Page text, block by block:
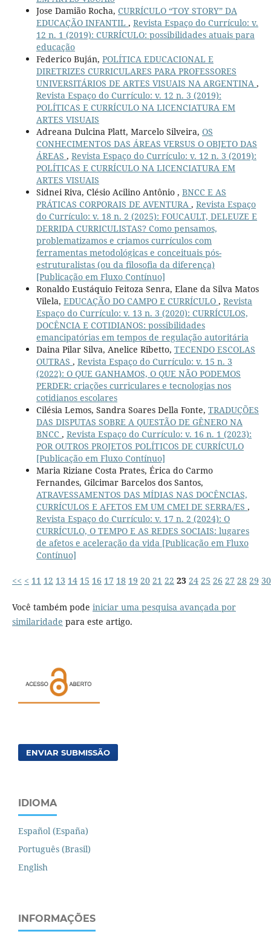
Jose Damião Rocha, CURRÍCULO “TOY STORY” DA
EDUCAÇÃO INFANTIL , Revista Espaço do Currículo: v.
12 n. 1 (2019): CURRÍCULO: possibilidades atuais para
educação
Federico Buján, POLÍTICA EDUCACIONAL E
DIRETRIZES CURRICULARES PARA PROFESSORES
UNIVERSITÁRIOS DE ARTES VISUAIS NA ARGENTINA ,
Revista Espaço do Currículo: v. 12 n. 3 (2019):
POLÍTICAS E CURRÍCULO NA LICENCIATURA EM
ARTES VISUAIS
Adreana Dulcina Platt, Marcelo Silveira, OS
CONHECIMENTOS DAS ÁREAS VERSUS O OBJETO DAS
ÁREAS , Revista Espaço do Currículo: v. 12 n. 3 (2019):
POLÍTICAS E CURRÍCULO NA LICENCIATURA EM
ARTES VISUAIS
Sidnei Riva, Clésio Acilino Antônio , BNCC E AS
PRÁTICAS CORPORAIS DE AVENTURA , Revista Espaço
do Currículo: v. 18 n. 2 (2025): FOUCAULT, DELEUZE E
DERRIDA CURRICULISTAS? Como pensamos,
problematizamos e criamos currículos com
ferramentas metodológicas e conceituais pós-
estruturalistas (ou da filosofia da diferença)
[Publicação em Fluxo Contínuo]
Ronaldo Eustáquio Feitoza Senra, Elane da Silva Matos
Vilela, EDUCAÇÃO DO CAMPO E CURRÍCULO , Revista
Espaço do Currículo: v. 13 n. 3 (2020): CURRÍCULOS,
DOCÊNCIA E COTIDIANOS: possibilidades
emancipatórias em tempos de regulação autoritária
Daina Pilar Silva, Anelice Ribetto, TECENDO ESCOLAS
OUTRAS , Revista Espaço do Currículo: v. 15 n. 3
(2022): O QUE GANHAMOS, O QUE NÃO PODEMOS
PERDER: criações curriculares e tecnologias nos
cotidianos escolares
Cilésia Lemos, Sandra Soares Della Fonte, TRADUÇÕES
DAS DISPUTAS SOBRE A QUESTÃO DE GÊNERO NA
BNCC , Revista Espaço do Currículo: v. 16 n. 1 (2023):
POR OUTROS PROJETOS POLÍTICOS DE CURRÍCULO
[Publicação em Fluxo Contínuo]
Maria Riziane Costa Prates, Érica do Carmo
Fernandes, Gilcimar Barcelos dos Santos,
ATRAVESSAMENTOS DAS MÍDIAS NAS DOCÊNCIAS,
CURRÍCULOS E AFETOS EM UM CMEI DE SERRA/ES ,
Revista Espaço do Currículo: v. 17 n. 2 (2024): O
CURRÍCULO, O TEMPO E AS REDES SOCIAIS: lugares
de afetos e aceleração da vida [Publicação em Fluxo
Contínuo]
<< < 11 12 13 14 15 16 17 18 19 20 21 22 23 24 25 26 27 28 29 30
Você também pode iniciar uma pesquisa avançada por
similaridade para este artigo.
ENVIAR SUBMISSÃO
IDIOMA
Español (España)
Português (Brasil)
English
INFORMAÇÕES